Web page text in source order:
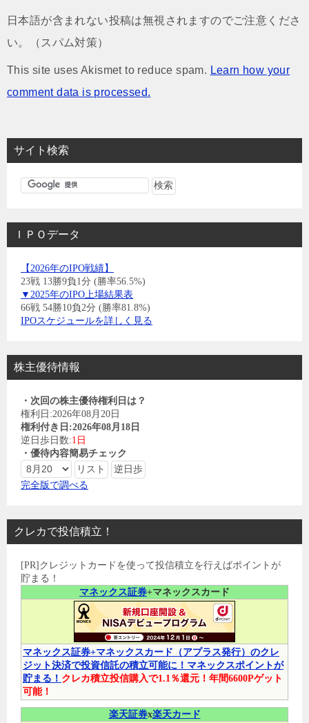
日本語が含まれない投稿は無視されますのでご注意くださ
い。（スパム対策）
This site uses Akismet to reduce spam. Learn how your
comment data is processed.
サイト検索
ＩＰＯデータ
【2026年のIPO戦績】
23戦 13勝9負1分 (勝率56.5%)
▼2025年のIPO上場結果表
66戦 54勝10負2分 (勝率81.8%)
IPOスケジュールを詳しく見る
株主優待情報
・次回の株主優待権利日は？
権利日:2026年08月20日
権利付き日:2026年08月18日
逆日歩日数:1日
・優待内容簡易チェック
完全版で調べる
クレカで投信積立！
[PR]クレジットカードを使って投信積立を行えばポイントが
貯まる！
マネックス証券+マネックスカード
マネックス証券+マネックスカード（アプラス発行）のクレ
ジット決済で投資信託の積立可能に！マネックスポイントが
貯まる！ クレカ積立投信購入で1.1％還元！年間6600Pゲット
可能！
楽天証券x楽天カード